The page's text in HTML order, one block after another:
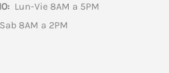
Lun-Vie 8AM a 5PM
Sab 8AM a 2PM